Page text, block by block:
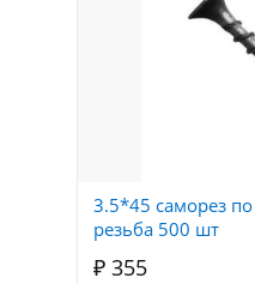
3.5*45 саморез
резьба 500 шт
₽ 355